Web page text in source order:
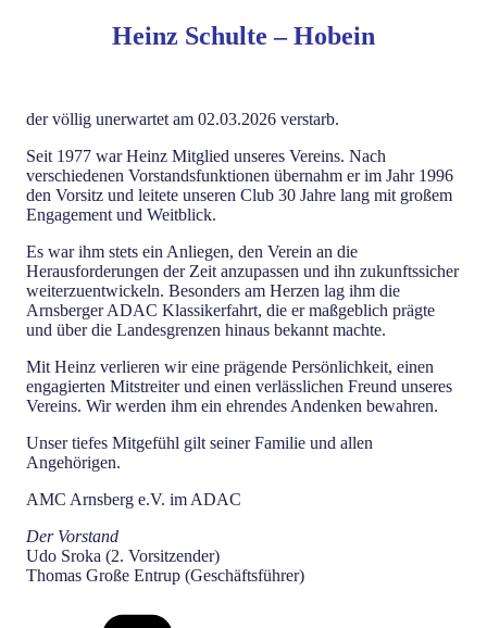
Heinz Schulte – Hobein
der völlig unerwartet am 02.03.2026 verstarb.
Seit 1977 war Heinz Mitglied unseres Vereins. Nach
verschiedenen Vorstandsfunktionen übernahm er im Jahr 1996
den Vorsitz und leitete unseren Club 30 Jahre lang mit großem
Engagement und Weitblick.
Es war ihm stets ein Anliegen, den Verein an die
Herausforderungen der Zeit anzupassen und ihn zukunftssicher
weiterzuentwickeln. Besonders am Herzen lag ihm die
Arnsberger ADAC Klassikerfahrt, die er maßgeblich prägte
und über die Landesgrenzen hinaus bekannt machte.
Mit Heinz verlieren wir eine prägende Persönlichkeit, einen
engagierten Mitstreiter und einen verlässlichen Freund unseres
Vereins. Wir werden ihm ein ehrendes Andenken bewahren.
Unser tiefes Mitgefühl gilt seiner Familie und allen
Angehörigen.
AMC Arnsberg e.V. im ADAC
Der Vorstand
Udo Sroka (2. Vorsitzender)
Thomas Große Entrup (Geschäftsführer)